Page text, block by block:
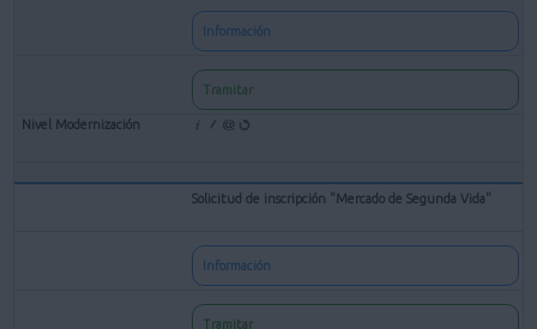
Información
Tramitar
Solicitud de inscripción "Mercado de Segunda Vida"
Información
Tramitar